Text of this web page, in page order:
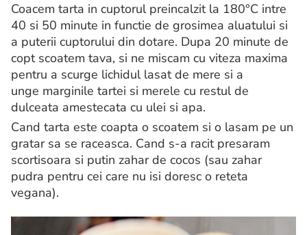
Coacem tarta in cuptorul preincalzit la 180°C intre
40 si 50 minute in functie de grosimea aluatului si
a puterii cuptorului din dotare. Dupa 20 minute de
copt scoatem tava, si ne miscam cu viteza maxima
pentru a scurge lichidul lasat de mere si a
unge marginile tartei si merele cu restul de
dulceata amestecata cu ulei si apa.
Cand tarta este coapta o scoatem si o lasam pe un
gratar sa se raceasca. Cand s-a racit presaram
scortisoara si putin zahar de cocos (sau zahar
pudra pentru cei care nu isi doresc o reteta
vegana).